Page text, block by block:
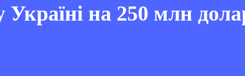
на 250 млн